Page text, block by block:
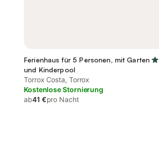
Ferienhaus für 5 Personen, mit Garten
und Kinderpool
Torrox Costa, Torrox
Kostenlose Stornierung
ab41 €pro Nacht